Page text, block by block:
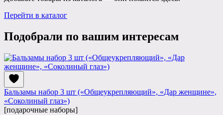
Перейти в каталог
Подобрали по вашим интересам
Бальзамы набор 3 шт («Общеукрепляющий», «Дар женщине»,
«Соколиный глаз»)
[подарочные наборы]